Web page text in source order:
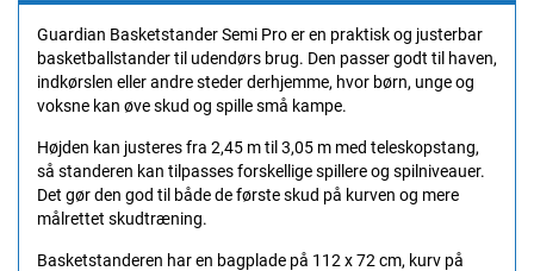
Guardian Basketstander Semi Pro er en praktisk og justerbar
basketballstander til udendørs brug. Den passer godt til haven,
indkørslen eller andre steder derhjemme, hvor børn, unge og
voksne kan øve skud og spille små kampe.
Højden kan justeres fra 2,45 m til 3,05 m med teleskopstang,
så standeren kan tilpasses forskellige spillere og spilniveauer.
Det gør den god til både de første skud på kurven og mere
målrettet skudtræning.
Basketstanderen har en bagplade på 112 x 72 cm, kurv på